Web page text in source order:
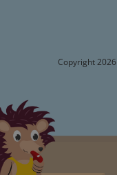
Copyright 2026